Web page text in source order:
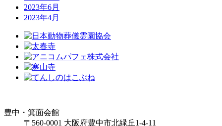
2023年6月
2023年4月
豊中・箕面会館
〒560-0001 大阪府豊中市北緑丘1-4-11